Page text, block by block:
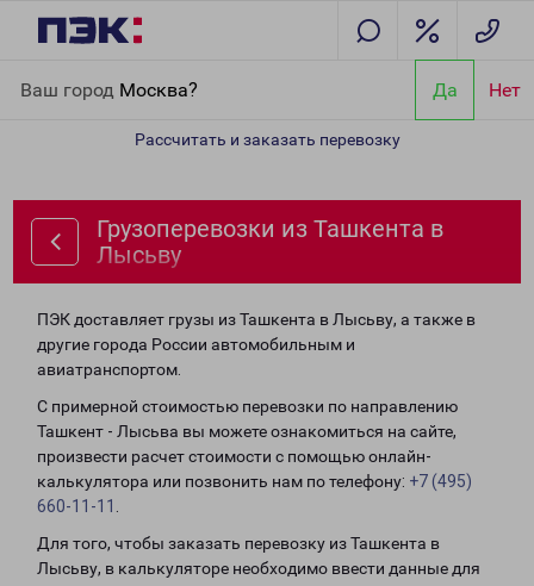
Ваш город Москва? Да Нет
Рассчитать и заказать перевозку
Грузоперевозки из Ташкента в
Лысьву
ПЭК доставляет грузы из Ташкента в Лысьву, а также в
другие города России автомобильным и
авиатранспортом.
С примерной стоимостью перевозки по направлению
Ташкент - Лысьва вы можете ознакомиться на сайте,
произвести расчет стоимости с помощью онлайн-
калькулятора или позвонить нам по телефону: +7 (495)
660-11-11
Для того, чтобы заказать перевозку из Ташкента в
Лысьву, в калькуляторе необходимо ввести данные для